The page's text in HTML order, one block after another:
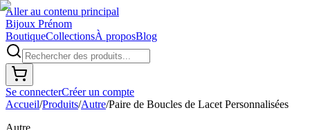
Aller au contenu principal
Bijoux Prénom
BoutiqueCollectionsÀ proposBlog
Se connecterCréer un compte
Accueil/Produits/Autre/Paire de Boucles de Lacet Personnalisées
Autre